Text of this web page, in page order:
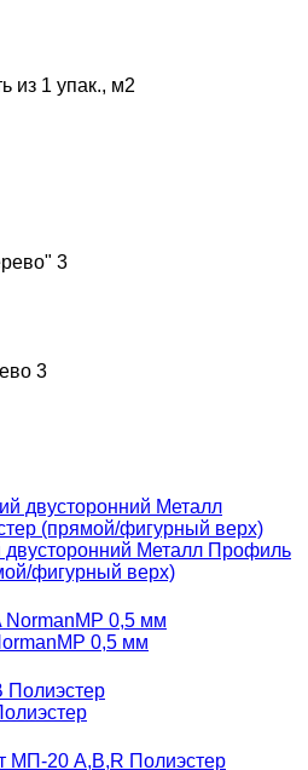
из 1 упак., м2
3
3
двусторонний Металл Профиль
фигурный верх)
0,5 мм